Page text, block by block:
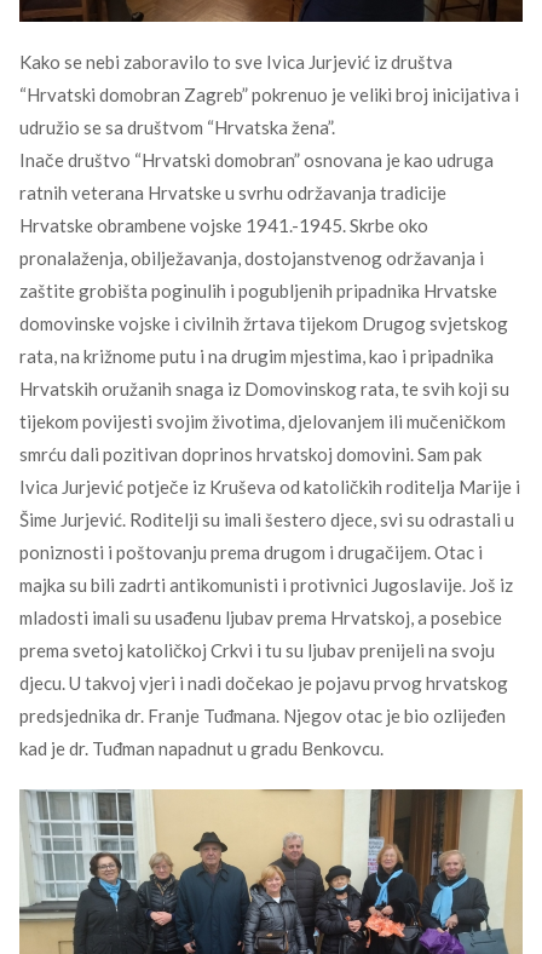
Kako se nebi zaboravilo to sve Ivica Jurjević iz društva
“Hrvatski domobran Zagreb” pokrenuo je veliki broj inicijativa i
udružio se sa društvom “Hrvatska žena”.
Inače društvo “Hrvatski domobran” osnovana je kao udruga
ratnih veterana Hrvatske u svrhu održavanja tradicije
Hrvatske obrambene vojske 1941.-1945. Skrbe oko
pronalaženja, obilježavanja, dostojanstvenog održavanja i
zaštite grobišta poginulih i pogubljenih pripadnika Hrvatske
domovinske vojske i civilnih žrtava tijekom Drugog svjetskog
rata, na križnome putu i na drugim mjestima, kao i pripadnika
Hrvatskih oružanih snaga iz Domovinskog rata, te svih koji su
tijekom povijesti svojim životima, djelovanjem ili mučeničkom
smrću dali pozitivan doprinos hrvatskoj domovini. Sam pak
Ivica Jurjević potječe iz Kruševa od katoličkih roditelja Marije i
Šime Jurjević. Roditelji su imali šestero djece, svi su odrastali u
poniznosti i poštovanju prema drugom i drugačijem. Otac i
majka su bili zadrti antikomunisti i protivnici Jugoslavije. Još iz
mladosti imali su usađenu ljubav prema Hrvatskoj, a posebice
prema svetoj katoličkoj Crkvi i tu su ljubav prenijeli na svoju
djecu. U takvoj vjeri i nadi dočekao je pojavu prvog hrvatskog
predsjednika dr. Franje Tuđmana. Njegov otac je bio ozlijeđen
kad je dr. Tuđman napadnut u gradu Benkovcu.